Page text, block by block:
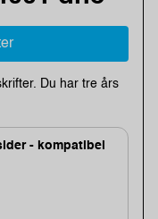
Du har tre års
- kompatibel